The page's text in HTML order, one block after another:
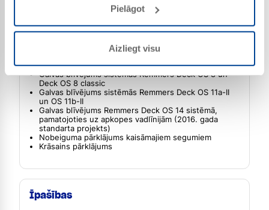
Pielāgot
Aizliegt visu
Galvas blīvējums sistēmās Remmers Deck OS 8 un
Deck OS 8 classic
Galvas blīvējums sistēmās Remmers Deck OS 11a-II
un OS 11b-II
Galvas blīvējums Remmers Deck OS 14 sistēmā,
pamatojoties uz apkopes vadlīnijām (2016. gada
standarta projekts)
Nobeiguma pārklājums kaisāmajiem segumiem
Krāsains pārklājums
Īpašības